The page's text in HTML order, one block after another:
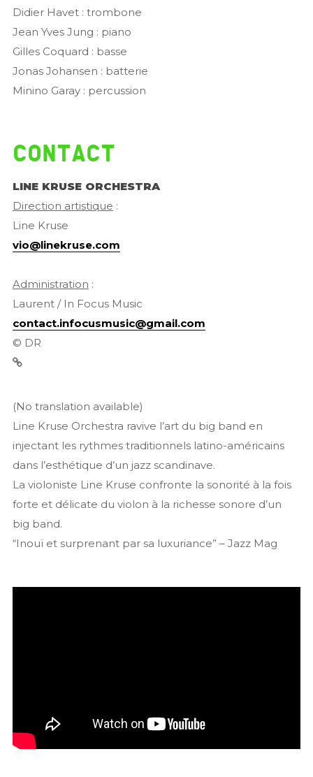
Didier Havet : trombone
Jean Yves Jung : piano
Gilles Coquard : basse
Jonas Johansen : batterie
Minino Garay : percussion
Contact
LINE KRUSE ORCHESTRA
Direction artistique :
Line Kruse
vio@linekruse.com
Administration :
Laurent / In Focus Music
contact.infocusmusic@gmail.com
© DR
(No translation available)
Line Kruse Orchestra ravive l’art du big band en
injectant les rythmes traditionnels latino-américains
dans l’esthétique d’un jazz scandinave.
La violoniste Line Kruse confronte la sonorité à la fois
forte et délicate du violon à la richesse sonore d’un
big band.
“Inouï et surprenant par sa luxuriance” – Jazz Mag